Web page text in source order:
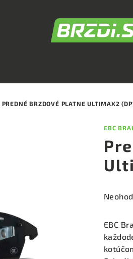
PREDNÉ BRZDOVÉ PLATNE ULTIMAX2
EBC
je
0,0
z
EBC